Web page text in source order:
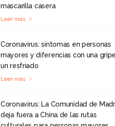
mascarilla casera
Leer más
Coronavirus: síntomas en personas
mayores y diferencias con una
un resfriado
Leer más
Coronavirus: La Comunidad de
deja fuera a China de las rutas